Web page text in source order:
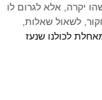
יקרה, אלא לגרום לו
לשאול שאלות,
לכולנו שנעז